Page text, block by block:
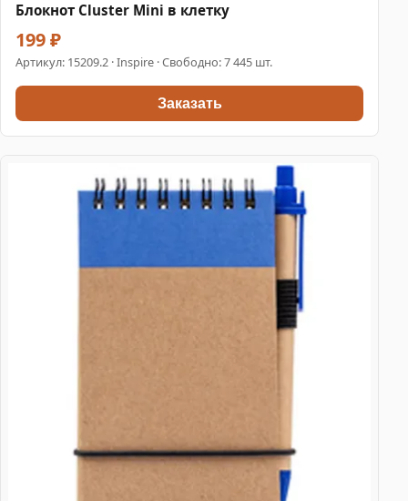
Блокнот Cluster Mini в клетку
199 ₽
Артикул: 15209.2 · Inspire · Свободно: 7 445 шт.
Заказать